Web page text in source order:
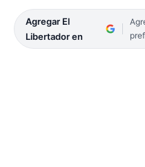
Agregar El
Libertador en